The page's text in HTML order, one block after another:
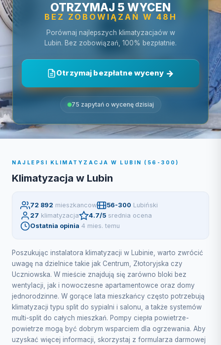
OTRZYMAJ 5 WYCEN
BEZ ZOBOWIĄZAŃ W 48H
Porównaj najlepszych klimatyzacjaów w
Lubin. Bez zobowiązań, 100% bezpłatnie.
Otrzymaj bezpłatne wyceny
75 zapytań o wycenę dzisiaj
NAJLEPSI KLIMATYZACJA W LUBIN (56-300)
Klimatyzacja w Lubin
72 892 mieszkancow 56-300 Lubiński
27 klimatyzacja 4.7/5 srednia ocena
Ostatnia opinia 4 mies. temu
Poszukując instalatora klimatyzacji w Lubinie, warto zwrócić
uwagę na dzielnice takie jak Centrum, Złotoryjska czy
Uczniowska. W mieście znajdują się zarówno bloki bez
wentylacji, jak i nowoczesne apartamentowce oraz domy
jednorodzinne. W gorące lata mieszkańcy często potrzebują
klimatyzacji typu split do sypialni i salonu, a także systemów
multi-split do całych mieszkań. Pompy ciepła powietrze-
powietrze mogą być dobrym wsparciem dla ogrzewania. Aby
uzyskać więcej informacji, skorzystaj z formularza darmowej